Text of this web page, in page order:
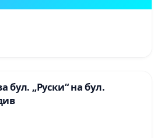
бул. „Руски“ на бул.